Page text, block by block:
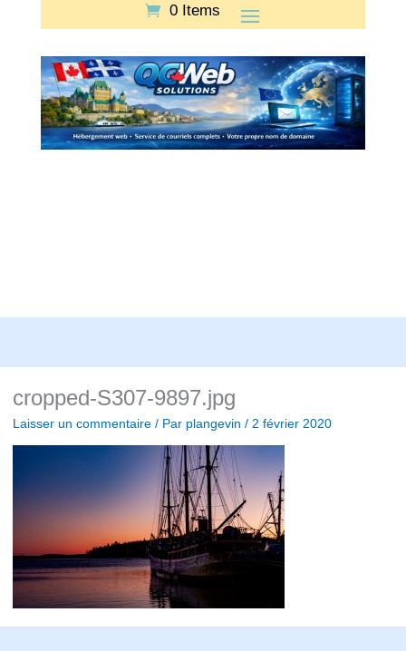
0 Items
cropped-S307-9897.jpg
Laisser un commentaire / Par plangevin / 2 février 2020